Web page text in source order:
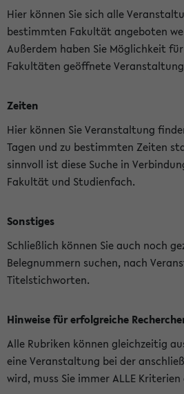
Hier können Sie sich alle
bestimmten Fakultät angeboten
Außerdem haben Sie Möglichkeit
Fakultäten geöffnete
Zeiten
Hier können Sie Veranstaltung
Tagen und zu bestimmten Zeiten
sinnvoll ist diese Suche in
Fakultät und Studienfach.
Sonstiges
Schließlich können Sie auch noch
Belegnummern suchen, nach
Titelstichworten.
Hinweise für erfolgreiche
Alle Rubriken können gleichzeitig
eine Veranstaltung bei der
wird, muss Sie immer ALLE